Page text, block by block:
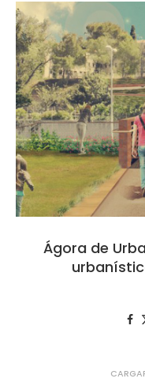
Ágora de